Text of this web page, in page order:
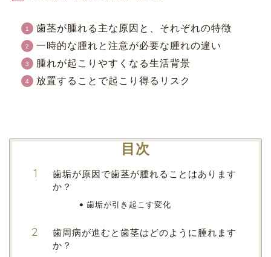
歯茎が腫れる主な原因と、それぞれの特徴
一時的な腫れと注意が必要な腫れの違い
腫れが起こりやすくなる生活背景
放置することで起こり得るリスク
目次
歯垢が原因で歯茎が腫れることはあります
か？
歯垢が引き起こす変化
歯周病が進むと歯茎はどのように腫れます
か？